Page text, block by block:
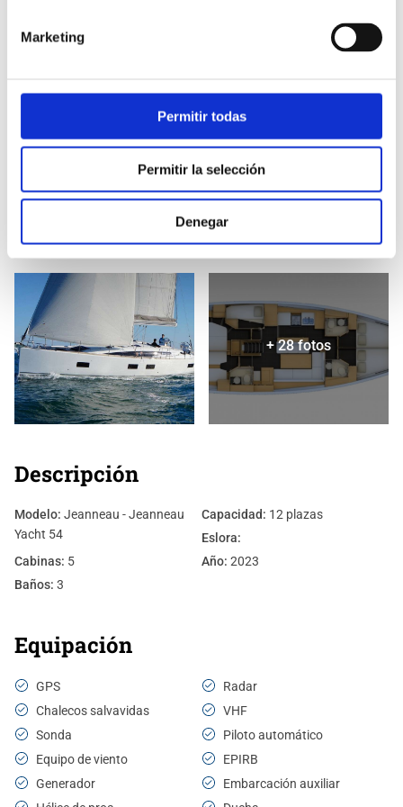
Marketing
Permitir todas
Permitir la selección
Denegar
+ 28 fotos
Descripción
Modelo: Jeanneau - Jeanneau
Yacht 54
Capacidad: 12 plazas
Eslora:
Cabinas: 5 Año: 2023
Baños: 3
Equipación
GPS
Radar
Chalecos salvavidas
VHF
Sonda
Piloto automático
Equipo de viento
EPIRB
Generador
Embarcación auxiliar